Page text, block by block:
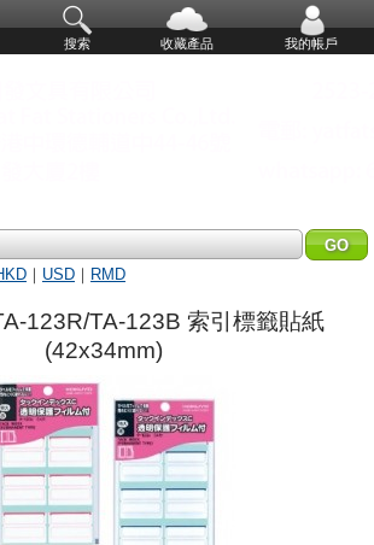
搜索 收藏產品 我的帳戶
｜ USD ｜ RMD
123R/TA-123B 索引標籤貼紙
(42x34mm)